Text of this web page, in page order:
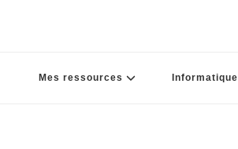
Mes ressources Informatique